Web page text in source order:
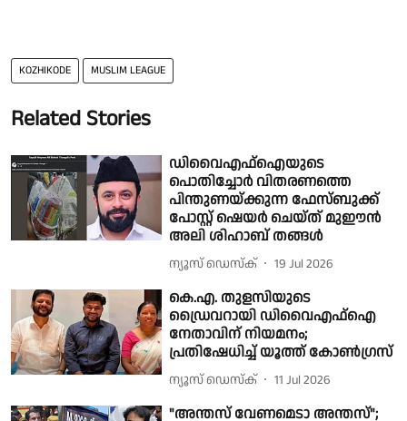
KOZHIKODE MUSLIM LEAGUE
Related Stories
ഡിവൈഎഫ്ഐയുടെ
പൊതിച്ചോർ വിതരണത്തെ
പിന്തുണയ്ക്കുന്ന ഫേസ്ബുക്ക്
പോസ്റ്റ് ഷെയ‍ർ ചെയ്ത് മുഈൻ
അലി ശിഹാബ് തങ്ങൾ
ന്യൂസ് ഡെസ്ക് 19 Jul 2026
കെ.എ. തുളസിയുടെ
ഡ്രൈവറായി ഡിവൈഎഫ്ഐ
നേതാവിന് നിയമനം;
പ്രതിഷേധിച്ച് യൂത്ത് കോൺഗ്രസ്
ന്യൂസ് ഡെസ്ക് 11 Jul 2026
"അന്തസ് വേണമെടാ അന്തസ്";